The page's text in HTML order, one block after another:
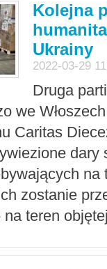
Kolejna
Ukrainy
2022-03-29
Druga
we
Caritas
dary
na
zostanie
teren